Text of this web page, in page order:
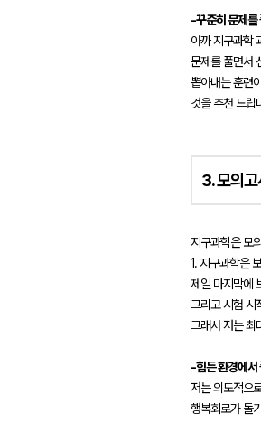
-꾸준히 문제를
아까 지구과학
문제를 풀면서
뽑아내는 훈련
것을 추천 드립
3. 모의
지구과학은 모
1. 지구과학은
제일 마지막에
그리고 시험 시
그래서 저는 최
-힘든 환경에서
저는 의도적으
행복회로가 돌